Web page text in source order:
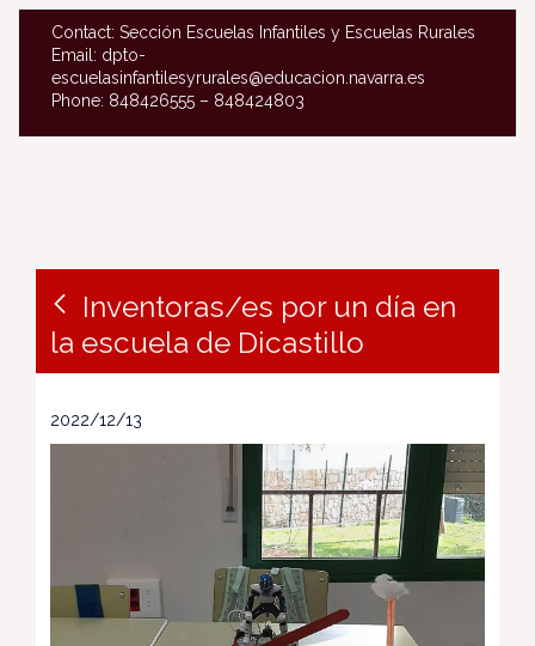
Contact: Sección Escuelas Infantiles y Escuelas Rurales
Email: dpto-
escuelasinfantilesyrurales@educacion.navarra.es
Phone: 848426555 – 848424803
Inventoras/es por un día en
la escuela de Dicastillo
2022/12/13